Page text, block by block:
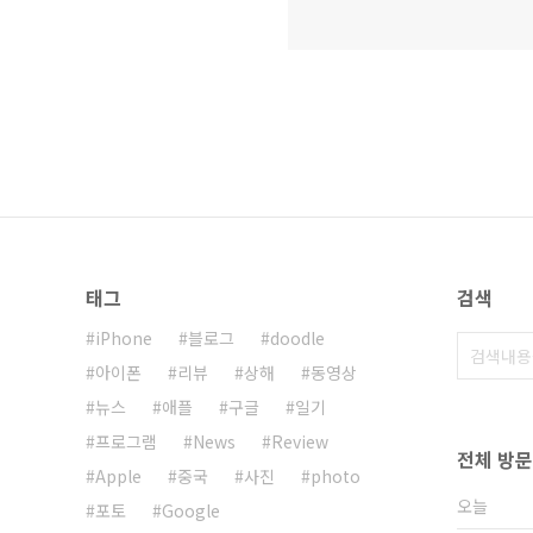
태그
iPhone 블로그
doodle
아이폰
리뷰 상해
동영상
뉴스
애플 구글
일기
프로그램
News
Review
Apple
중국 사진
photo
포토
Google
검색
전체 방
오늘